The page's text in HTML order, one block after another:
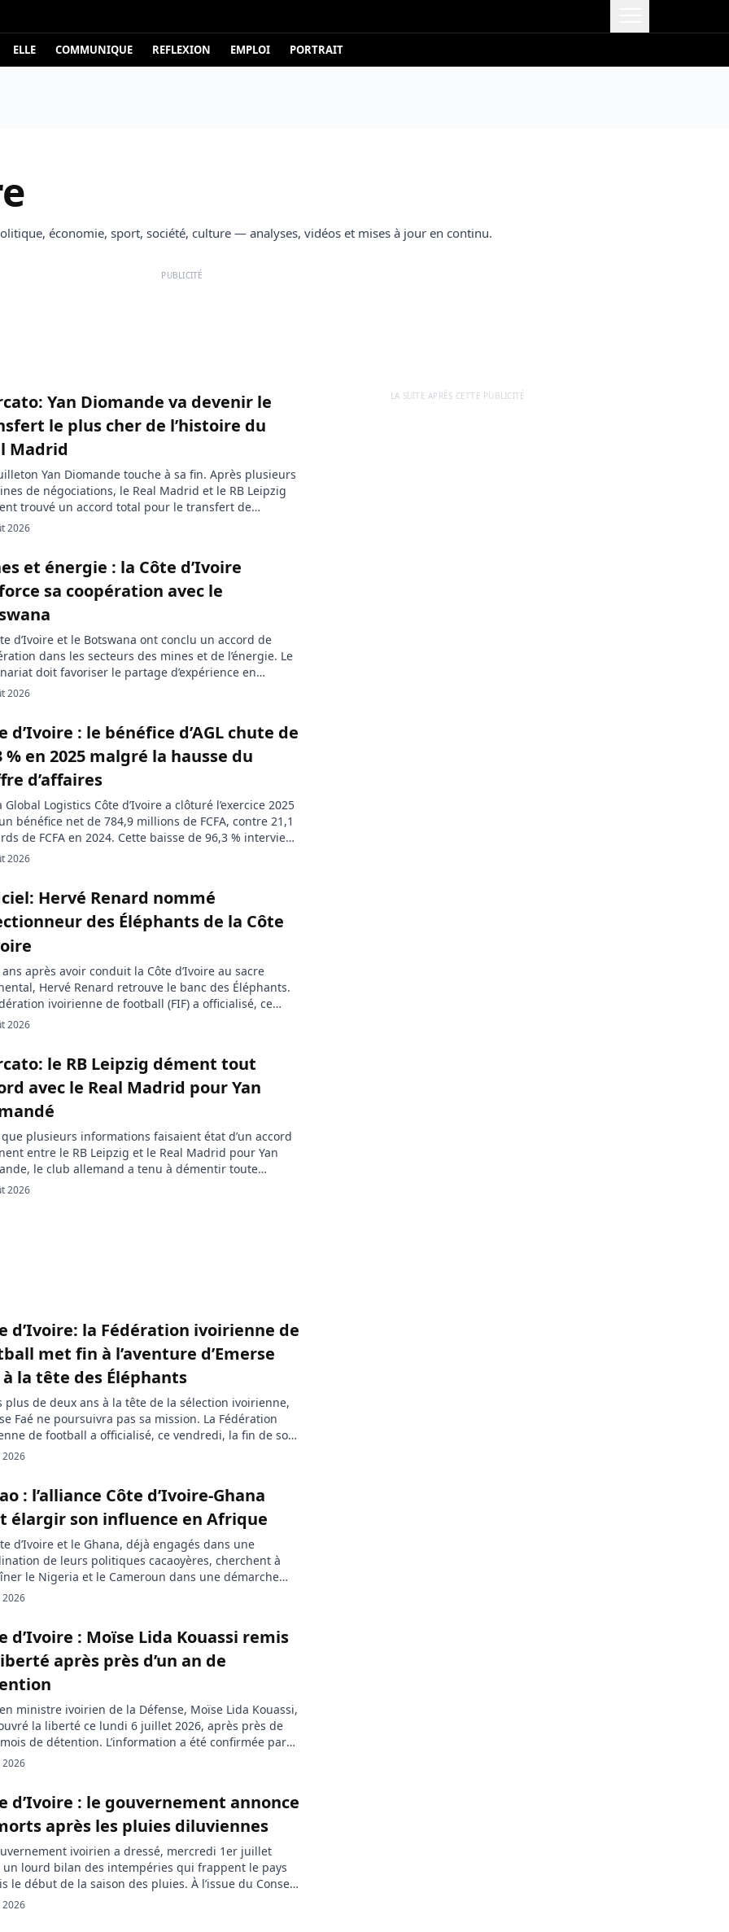
ELLE COMMUNIQUE REFLEXION EMPLOI PORTRAIT
économie, sport, société, culture — analyses, vidéos et mises à jour en continu.
PUBLICITÉ
Yan Diomande va devenir le
le plus cher de l’histoire du
Madrid
Yan Diomande touche à sa fin. Après plusieurs
de négociations, le Real Madrid et le RB Leipzig
trouvé un accord total pour le transfert de
ivoirien, qui s’apprête à devenir le joueur le
2026
et énergie : la Côte d’Ivoire
sa coopération avec le
d’Ivoire et le Botswana ont conclu un accord de
dans les secteurs des mines et de l’énergie. Le
doit favoriser le partage d’expérience en
de gouvernance des ressources naturelles, de
du Botswana pour accélérer […]
2026
d’Ivoire : le bénéfice d’AGL chute de
% en 2025 malgré la hausse du
d’affaires
Global Logistics Côte d’Ivoire a clôturé l’exercice 2025
bénéfice net de 784,9 millions de FCFA, contre 21,1
de FCFA en 2024. Cette baisse de 96,3 % intervient
une progression de 7,4 % du chiffre d’affaires.
2026
Hervé Renard nommé
des Éléphants de la Côte
ans après avoir conduit la Côte d’Ivoire au sacre
Hervé Renard retrouve le banc des Éléphants.
ivoirienne de football (FIF) a officialisé, ce
la nomination du technicien français au poste de
La Côte […]
2026
le RB Leipzig dément tout
avec le Real Madrid pour Yan
plusieurs informations faisaient état d’un accord
entre le RB Leipzig et le Real Madrid pour Yan
le club allemand a tenu à démentir toute
définitive des négociations. Le dossier de
2026
d’Ivoire: la Fédération ivoirienne de
met fin à l’aventure d’Emerse
à la tête des Éléphants
plus de deux ans à la tête de la sélection ivoirienne,
Faé ne poursuivra pas sa mission. La Fédération
de football a officialisé, ce vendredi, la fin de son
saluant le travail accompli par le technicien
d’origine ivoirienne, notamment la qualification des
2026
: l’alliance Côte d’Ivoire-Ghana
élargir son influence en Afrique
d’Ivoire et le Ghana, déjà engagés dans une
de leurs politiques cacaoyères, cherchent à
le Nigeria et le Cameroun dans une démarche
L’enjeu : mieux défendre les revenus des
africains face aux soubresauts du marché
Un sommet consacré à […]
2026
d’Ivoire : Moïse Lida Kouassi remis
après près d’un an de
ministre ivoirien de la Défense, Moïse Lida Kouassi,
la liberté ce lundi 6 juillet 2026, après près de
de détention. L’information a été confirmée par
proche du Parti des peuples africains-Côte
(PPA-CI), la formation politique dirigée par l’ancien
2026
d’Ivoire : le gouvernement annonce
après les pluies diluviennes
ivoirien a dressé, mercredi 1er juillet
un lourd bilan des intempéries qui frappent le pays
le début de la saison des pluies. À l’issue du Conseil
tenu à Abidjan, le porte-parole du
2026
LA SUITE APRÈS CETTE PUBLICITÉ